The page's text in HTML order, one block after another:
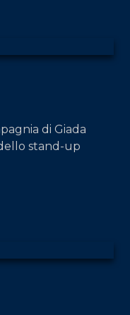
di Giada
stand-up